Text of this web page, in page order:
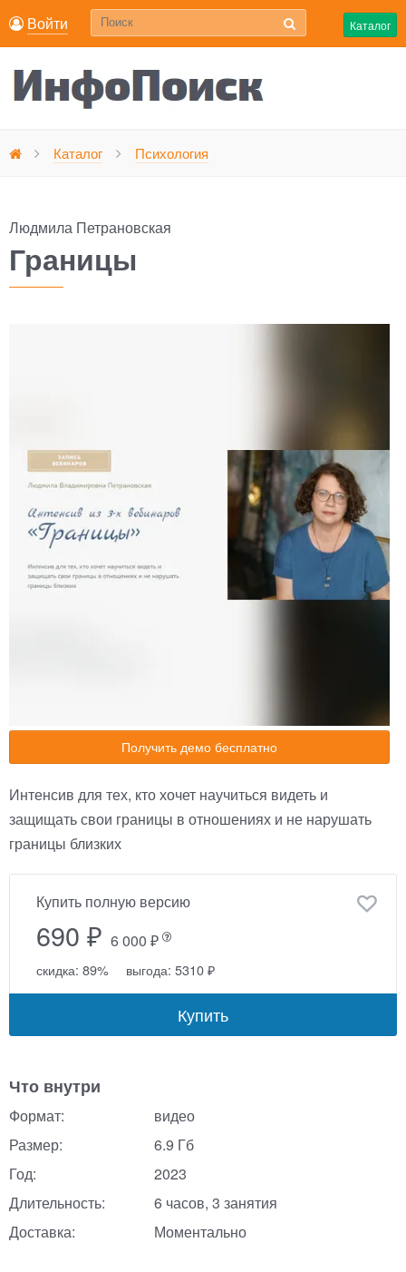
Войти Каталог
Каталог Психология
Людмила Петрановская
Границы
Получить демо бесплатно
Интенсив для тех, кто хочет научиться видеть и
защищать свои границы в отношениях и не нарушать
границы близких
Купить полную версию
690 ₽ 6 000 ₽
скидка: 89% выгода: 5310 ₽
Купить
Что внутри
Формат:
видео
Размер:
6.9 Гб
Год:
2023
Длительность:
6 часов, 3 занятия
Доставка:
Моментально